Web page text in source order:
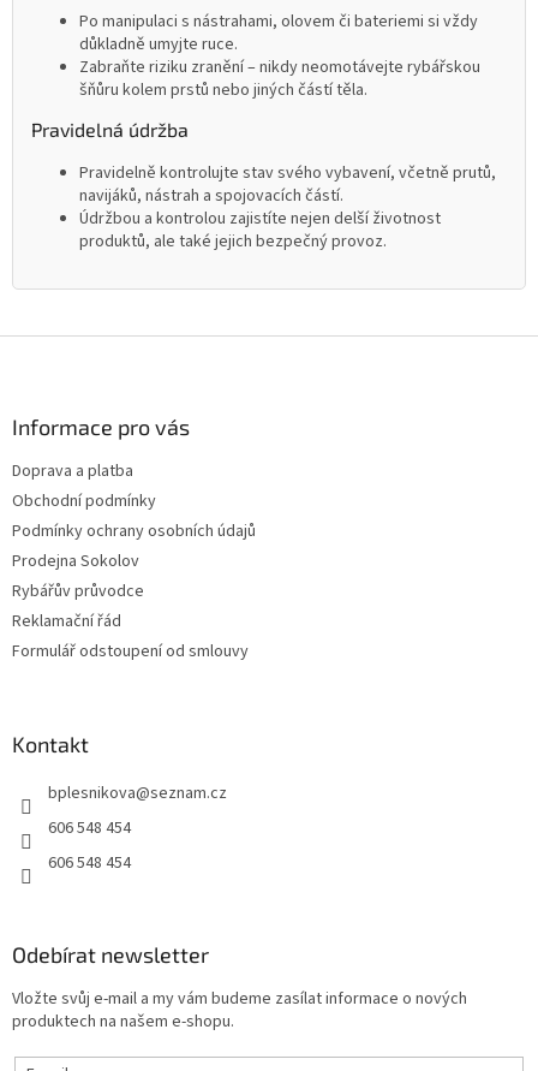
Po manipulaci s nástrahami, olovem či bateriemi si vždy
důkladně umyjte ruce.
Zabraňte riziku zranění – nikdy neomotávejte rybářskou
šňůru kolem prstů nebo jiných částí těla.
Pravidelná údržba
Pravidelně kontrolujte stav svého vybavení, včetně prutů,
navijáků, nástrah a spojovacích částí.
Údržbou a kontrolou zajistíte nejen delší životnost
produktů, ale také jejich bezpečný provoz.
Informace pro vás
Doprava a platba
Obchodní podmínky
Podmínky ochrany osobních údajů
Prodejna Sokolov
Rybářův průvodce
Reklamační řád
Formulář odstoupení od smlouvy
Kontakt
bplesnikova@seznam.cz
606 548 454
606 548 454
Odebírat newsletter
Vložte svůj e-mail a my vám budeme zasílat informace o nových
produktech na našem e-shopu.